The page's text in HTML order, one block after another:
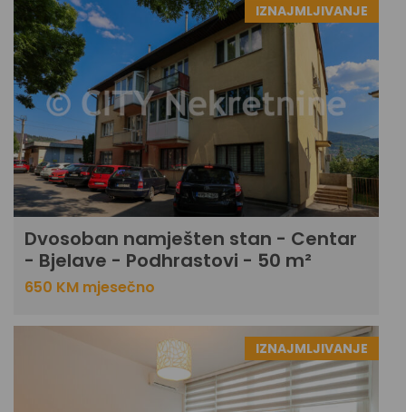
IZNAJMLJIVANJE
Dvosoban namješten stan - Centar
- Bjelave - Podhrastovi - 50 m²
650 KM mjesečno
IZNAJMLJIVANJE